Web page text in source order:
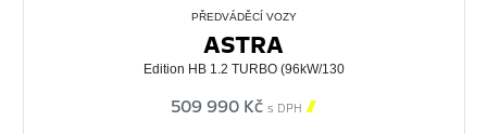
PŘEDVÁDĚCÍ VOZY
ASTRA
Edition HB 1.2 TURBO (96kW/130
509 990 Kč s DPH 